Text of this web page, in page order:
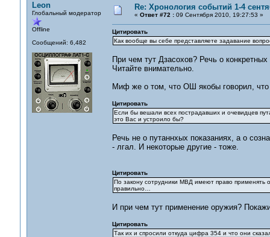
Leon
Глобальный модератор
Offline
Сообщений: 6,482
Re: Хронология событий 1-4
« Ответ #72 :09 Сентября 2010, 19:27:53 »
Цитировать
Как вообще вы себе представляете задавание
При чем тут Дзасохов? Речь о
Читайте внимательно.
Миф же о том, что ОШ якобы говорил, что
Цитировать
Если бы вешали всех пострадавших и очевидцев
это Вас и устроило бы?
Речь не о путаннхых показаниях, а о
- лгал. И некоторые другие - тоже.
Цитировать
По закону сотрудники МВД имеют право применять
правильно…
И при чем тут применение оружия?
Цитировать
Так их и спросили откуда цифра 354 и что они